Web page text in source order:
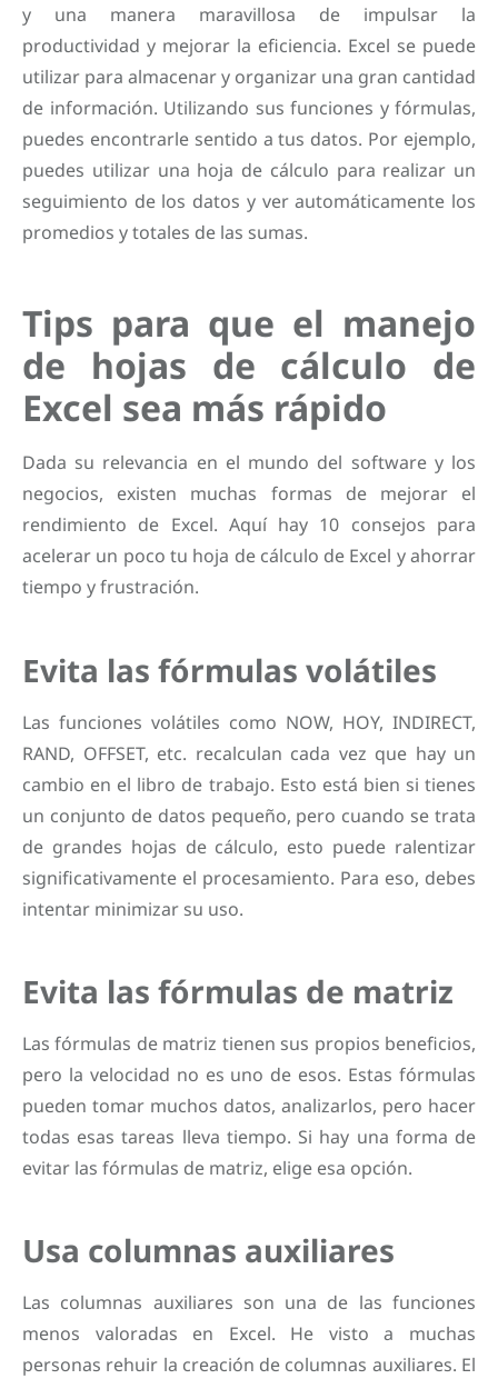
y una manera maravillosa de impulsar la
productividad y mejorar la eficiencia. Excel se puede
utilizar para almacenar y organizar una gran cantidad
de información. Utilizando sus funciones y fórmulas,
puedes encontrarle sentido a tus datos. Por ejemplo,
puedes utilizar una hoja de cálculo para realizar un
seguimiento de los datos y ver automáticamente los
promedios y totales de las sumas.
Tips para que el manejo
de hojas de cálculo de
Excel sea más rápido
Dada su relevancia en el mundo del software y los
negocios, existen muchas formas de mejorar el
rendimiento de Excel. Aquí hay 10 consejos para
acelerar un poco tu hoja de cálculo de Excel y ahorrar
tiempo y frustración.
Evita las fórmulas volátiles
Las funciones volátiles como NOW, HOY, INDIRECT,
RAND, OFFSET, etc. recalculan cada vez que hay un
cambio en el libro de trabajo. Esto está bien si tienes
un conjunto de datos pequeño, pero cuando se trata
de grandes hojas de cálculo, esto puede ralentizar
significativamente el procesamiento. Para eso, debes
intentar minimizar su uso.
Evita las fórmulas de matriz
Las fórmulas de matriz tienen sus propios beneficios,
pero la velocidad no es uno de esos. Estas fórmulas
pueden tomar muchos datos, analizarlos, pero hacer
todas esas tareas lleva tiempo. Si hay una forma de
evitar las fórmulas de matriz, elige esa opción.
Usa columnas auxiliares
Las columnas auxiliares son una de las funciones
menos valoradas en Excel. He visto a muchas
personas rehuir la creación de columnas auxiliares. El